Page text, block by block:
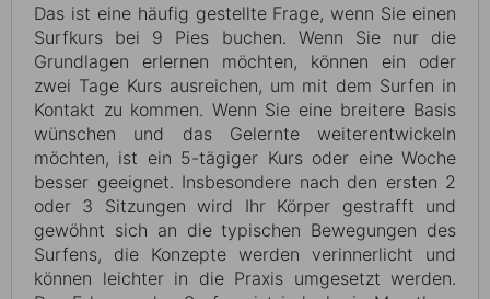
Das ist eine häufig gestellte Frage, wenn Sie einen
Surfkurs bei 9 Pies buchen. Wenn Sie nur die
Grundlagen erlernen möchten, können ein oder
zwei Tage Kurs ausreichen, um mit dem Surfen in
Kontakt zu kommen. Wenn Sie eine breitere Basis
wünschen und das Gelernte weiterentwickeln
möchten, ist ein 5-tägiger Kurs oder eine Woche
besser geeignet. Insbesondere nach den ersten 2
oder 3 Sitzungen wird Ihr Körper gestrafft und
gewöhnt sich an die typischen Bewegungen des
Surfens, die Konzepte werden verinnerlicht und
können leichter in die Praxis umgesetzt werden.